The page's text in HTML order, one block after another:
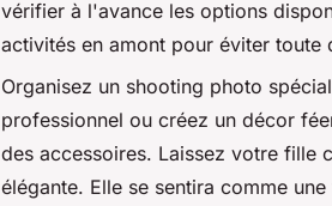
vérifier à l'avance les options
activités en amont pour éviter toute
Organisez un shooting photo
professionnel ou créez un décor
des accessoires. Laissez votre fille
élégante. Elle se sentira comme